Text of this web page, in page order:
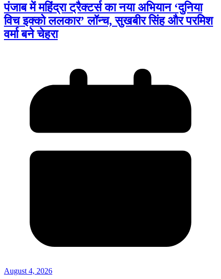
पंजाब में महिंद्रा ट्रैक्टर्स का नया अभियान ‘दुनिया
विच इक्को ललकार’ लॉन्च, सुखबीर सिंह और परमिश
वर्मा बने चेहरा
August 4, 2026